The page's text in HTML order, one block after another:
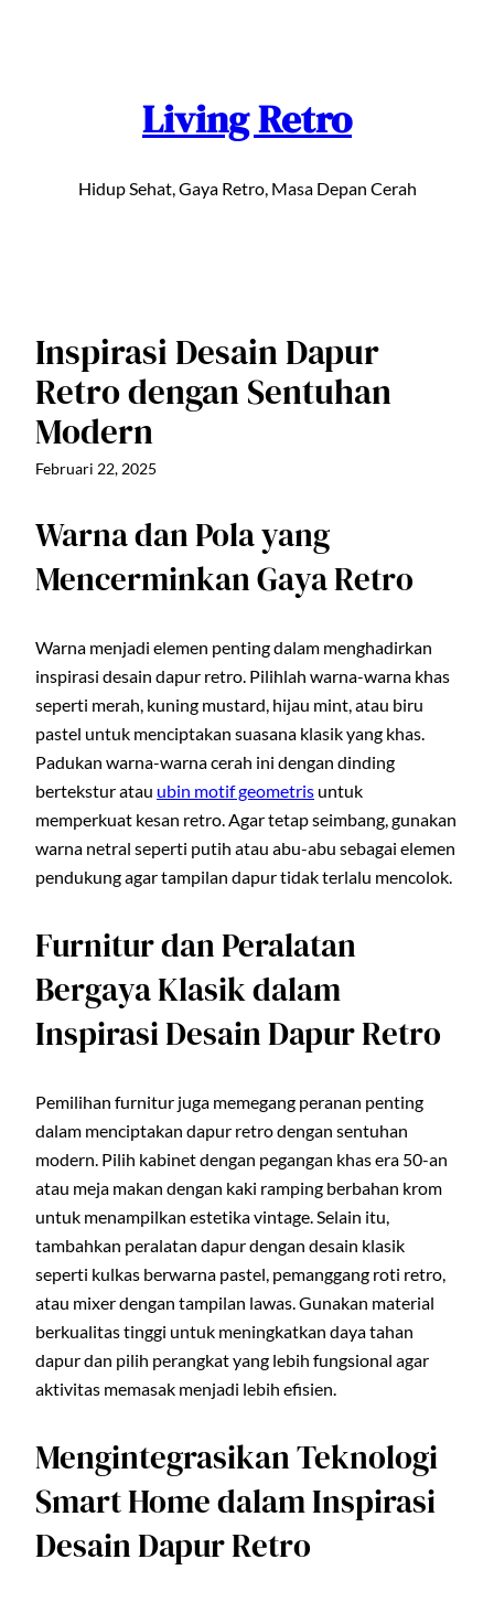
Living Retro
Hidup Sehat, Gaya Retro, Masa Depan Cerah
Inspirasi Desain Dapur
Retro dengan Sentuhan
Modern
Februari 22, 2025
Warna dan Pola yang
Mencerminkan Gaya Retro
Warna menjadi elemen penting dalam menghadirkan
inspirasi desain dapur retro. Pilihlah warna-warna khas
seperti merah, kuning mustard, hijau mint, atau biru
pastel untuk menciptakan suasana klasik yang khas.
Padukan warna-warna cerah ini dengan dinding
bertekstur atau ubin motif geometris untuk
memperkuat kesan retro. Agar tetap seimbang, gunakan
warna netral seperti putih atau abu-abu sebagai elemen
pendukung agar tampilan dapur tidak terlalu mencolok.
Furnitur dan Peralatan
Bergaya Klasik dalam
Inspirasi Desain Dapur Retro
Pemilihan furnitur juga memegang peranan penting
dalam menciptakan dapur retro dengan sentuhan
modern. Pilih kabinet dengan pegangan khas era 50-an
atau meja makan dengan kaki ramping berbahan krom
untuk menampilkan estetika vintage. Selain itu,
tambahkan peralatan dapur dengan desain klasik
seperti kulkas berwarna pastel, pemanggang roti retro,
atau mixer dengan tampilan lawas. Gunakan material
berkualitas tinggi untuk meningkatkan daya tahan
dapur dan pilih perangkat yang lebih fungsional agar
aktivitas memasak menjadi lebih efisien.
Mengintegrasikan Teknologi
Smart Home dalam Inspirasi
Desain Dapur Retro